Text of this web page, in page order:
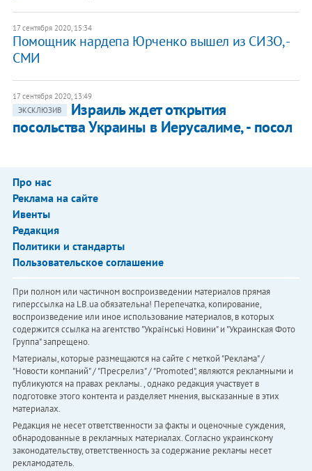
17 сентября 2020, 15:34
Помощник нардепа Юрченко вышел из СИЗО, -
СМИ
17 сентября 2020, 13:49
ЭКСКЛЮЗИВ
Израиль ждет открытия
посольства Украины в Иерусалиме, - посол
Про нас
Реклама на сайте
Ивенты
Редакция
Политики и стандарты
Пользовательское соглашение
При полном или частичном воспроизведении материалов прямая
гиперссылка на LB.ua обязательна! Перепечатка, копирование,
воспроизведение или иное использование материалов, в которых
содержится ссылка на агентство "Українськi Новини" и "Украинская Фото
Группа" запрещено.
Материалы, которые размещаются на сайте с меткой "Реклама" /
"Новости компаний" / "Пресрелиз" / "Promoted", являются рекламными и
публикуются на правах рекламы. , однако редакция участвует в
подготовке этого контента и разделяет мнения, высказанные в этих
материалах.
Редакция не несет ответственности за факты и оценочные суждения,
обнародованные в рекламных материалах. Согласно украинскому
законодательству, ответственность за содержание рекламы несет
рекламодатель.